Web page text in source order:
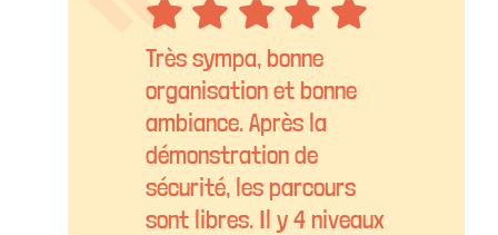
Très sympa, bonne
organisation et bonne
ambiance. Après la
démonstration de
sécurité, les parcours
sont libres. Il y 4 niveaux